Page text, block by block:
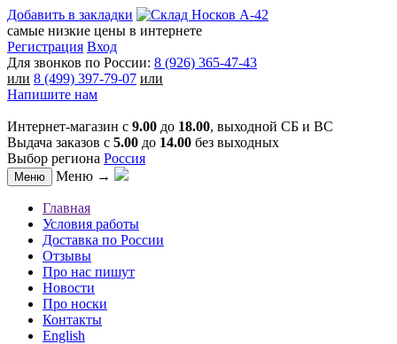
Добавить в закладки
самые низкие цены в интернете
Регистрация Вход
Для звонков по России: 8 (926) 365-47-43
или 8 (499) 397-79-07 или
Напишите нам
Интернет-магазин с 9.00 до 18.00, выходной СБ и ВС
Выдача заказов с 5.00 до 14.00 без выходных
Выбор региона Россия
Меню Меню →
Главная
Условия работы
Доставка по России
Отзывы
Про нас пишут
Новости
Про носки
Контакты
English